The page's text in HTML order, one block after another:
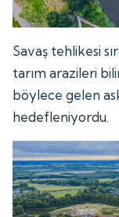
Savaş tehlikesi
tarım arazileri
böylece gelen
hedefleniyordu.